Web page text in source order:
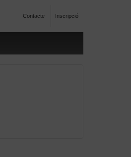
Contacte Inscripció